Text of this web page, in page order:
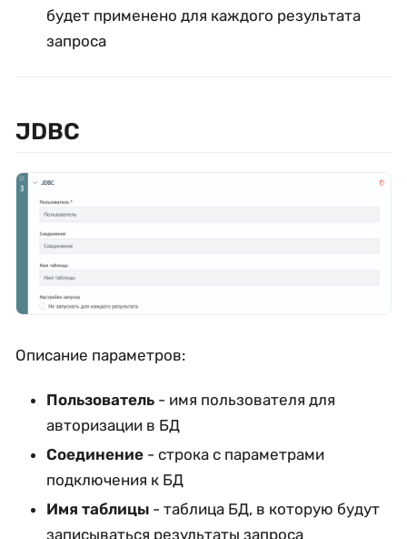
будет применено для каждого результата
запроса
JDBC
Описание параметров:
Пользователь - имя пользователя для
авторизации в БД
Соединение - строка с параметрами
подключения к БД
Имя таблицы - таблица БД, в которую будут
записываться результаты запроса